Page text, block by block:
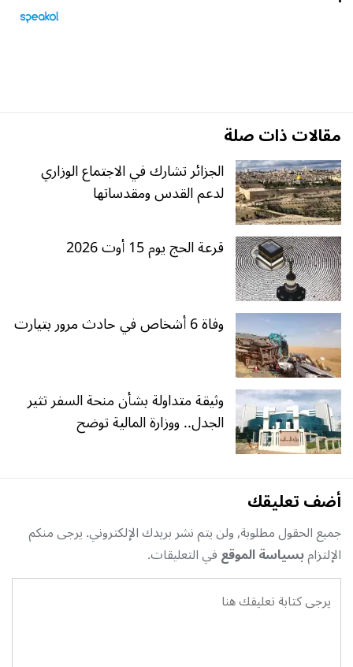
مقالات ذات صلة
الجزائر تشارك في الاجتماع الوزاري
لدعم القدس ومقدساتها
قرعة الحج يوم 15 أوت 2026
وفاة 6 أشخاص في حادث مرور بتيارت
وثيقة متداولة بشأن منحة السفر تثير
الجدل.. ووزارة المالية توضح
أضف تعليقك
جميع الحقول مطلوبة, ولن يتم نشر بريدك الإلكتروني. يرجى منكم
الإلتزامبسياسة الموقعفي التعليقات.